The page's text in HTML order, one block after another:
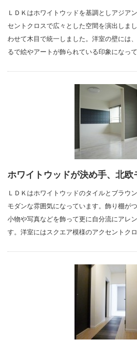
ＬＤＫはホワイトウッドを基調としアジア
セントクロスで広々とした空間を演出しま
わせて木目で統一しました。洋室の壁には
るで絵やアートが飾られている印象になっ
ホワイトウッドが決め手、北欧
ＬＤＫはホワイトウッドのタイルとブラウ
モダンな雰囲気になっています。飾り棚が
小物や写真などを飾って更に自分流にアレ
す。洋室にはスクエア模様のアクセントク